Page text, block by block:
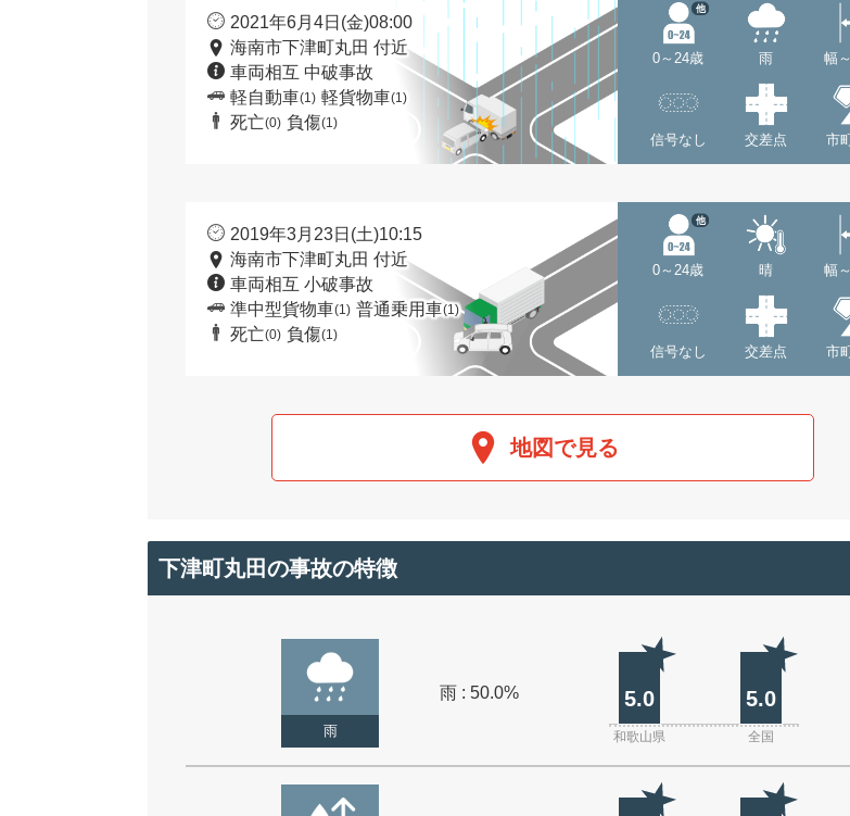
2021年6月4日(金)08:00
海南市下津町丸田 付近
車両相互 中破事故
軽自動車(1) 軽貨物車(1)
死亡(0) 負傷(1)
0～24歳
他
雨 幅
信号なし 交差点 市
2019年3月23日(土)10:15
海南市下津町丸田 付近
車両相互 小破事故
準中型貨物車(1) 普通乗用車(1)
死亡(0) 負傷(1)
0～24歳
他
晴 幅
信号なし 交差点 市
地図で見る
下津町丸田の事故の特徴
雨
雨 : 50.0% 5.0 5.0
和歌山県 全国